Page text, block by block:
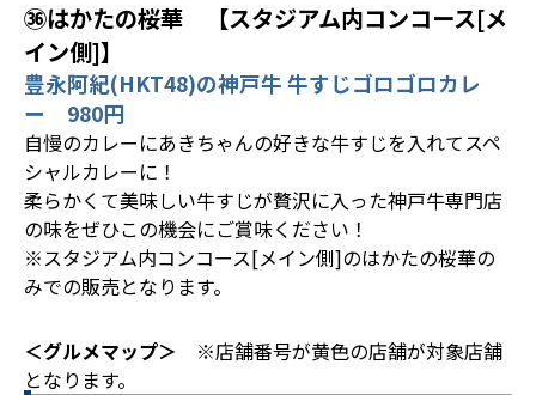
㊱はかたの桜華 【スタジアム内コンコース[メ
イン側]】
豊永阿紀(HKT48)の神戸牛 牛すじゴロゴロカレ
ー 980円
自慢のカレーにあきちゃんの好きな牛すじを入れてスペ
シャルカレーに！
柔らかくて美味しい牛すじが贅沢に入った神戸牛専門店
の味をぜひこの機会にご賞味ください！
※スタジアム内コンコース[メイン側]のはかたの桜華の
みでの販売となります。
＜グルメマップ＞ ※店舗番号が黄色の店舗が対象店舗
となります。